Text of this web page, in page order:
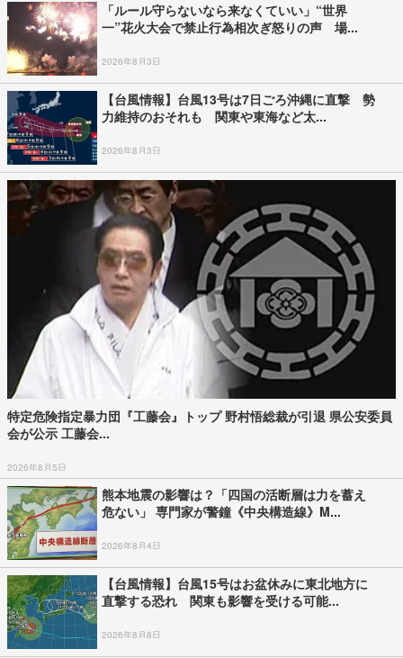
「ルール守らないなら来なくていい」“世界
一”花火大会で禁止行為相次ぎ怒りの声 場...
2026年8月3日
【台風情報】台風13号は7日ごろ沖縄に直撃 勢
力維持のおそれも 関東や東海など太...
2026年8月3日
特定危険指定暴力団『工藤会』トップ 野村悟総裁が引退 県公安委員
会が公示 工藤会...
2026年8月5日
熊本地震の影響は？「四国の活断層は力を蓄え
危ない」 専門家が警鐘《中央構造線》M...
2026年8月4日
【台風情報】台風15号はお盆休みに東北地方に
直撃する恐れ 関東も影響を受ける可能...
2026年8月8日